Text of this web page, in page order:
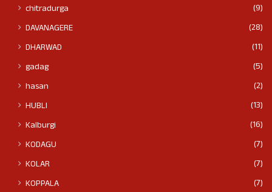
chitradurga
(9)
DAVANAGERE
(28)
DHARWAD
(11)
gadag
(5)
hasan
(2)
HUBLI
(13)
Kalburgi
(16)
KODAGU
(7)
KOLAR
(7)
KOPPALA
(7)